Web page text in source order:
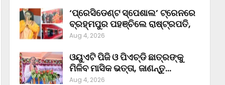
‘ପ୍ରେସିଡେଣ୍ଟ ସ୍ପେଶାଲ’ ଟ୍ରେନରେ
ବ୍ରହ୍ମପୁର ପହଞ୍ଚିଲେ ରାଷ୍ଟ୍ରପତି,
Aug 4, 2026
ଓୟୁଏଟି ପିଜି ଓ ପିଏଚ୍‌ଡି ଛାତ୍ରଙ୍କୁ
ମିଳିବ ମାସିକ ଭତ୍ତା, ଜାଣନ୍ତୁ…
Aug 4, 2026